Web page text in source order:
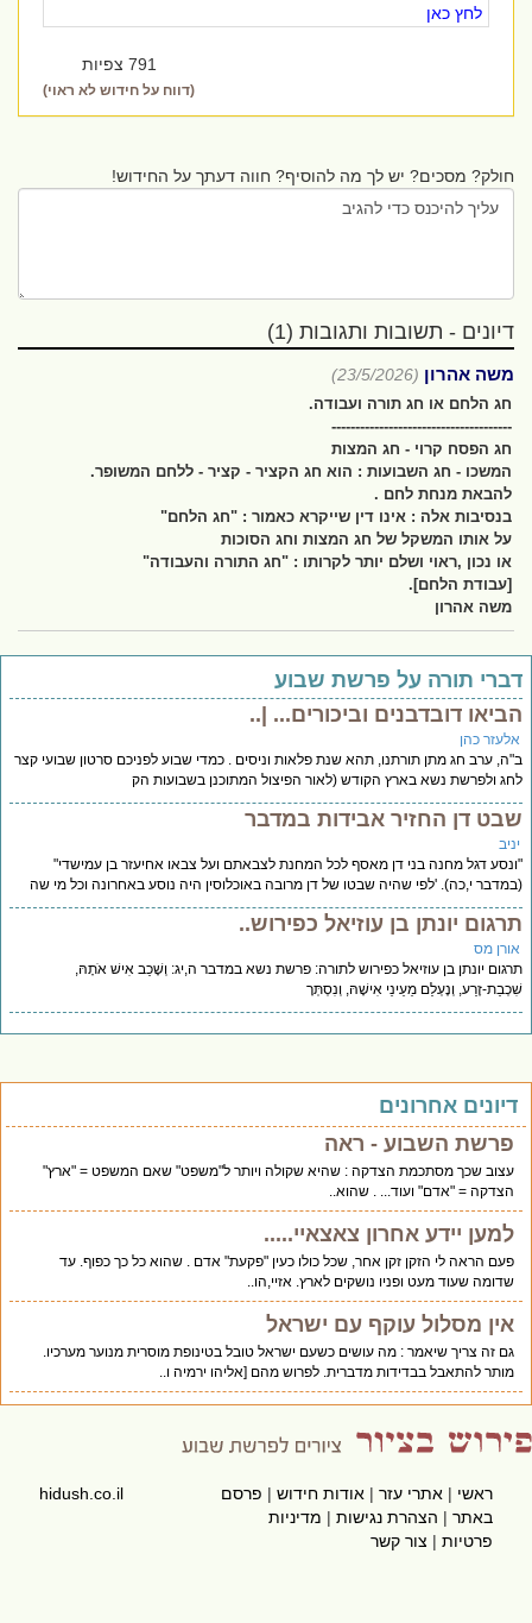
לחץ כאן
791 צפיות
(דווח על חידוש לא ראוי)
חולק? מסכים? יש לך מה להוסיף? חווה דעתך על החידוש!
דיונים - תשובות ותגובות (1)
משה אהרון (23/5/2026)
חג הלחם או חג תורה ועבודה.
--------------------------------------
חג הפסח קרוי - חג המצות
המשכו - חג השבועות : הוא חג הקציר - קציר - ללחם המשופר.
להבאת מנחת לחם .
בנסיבות אלה : אינו דין שייקרא כאמור : "חג הלחם"
על אותו המשקל של חג המצות וחג הסוכות
או נכון ,ראוי ושלם יותר לקרותו : "חג התורה והעבודה"
[עבודת הלחם].
משה אהרון
תורה על פרשת שבוע
דובדבנים וביכורים... |..
כהן
ערב חג מתן תורתנו, תהא שנת פלאות וניסים . כמדי שבוע לפניכם סרטון שבועי קצר
ולפרשת נשא בארץ הקודש (לאור הפיצול המתוכנן בשבועות הק
דן החזיר אבידות במדבר
דגל מחנה בני דן מאסף לכל המחנת לצבאתם ועל צבאו אחיעזר בן עמישדי"
י,כה). 'לפי שהיה שבטו של דן מרובה באוכלוסין היה נוסע באחרונה וכל מי שה
יונתן בן עוזיאל כפירוש..
מס
יונתן בן עוזיאל כפירוש לתורה: פרשת נשא במדבר ה,יג: וְשָׁכַב אִישׁ אֹתָהּ,
זֶרַע, וְנֶעְלַם מֵעֵינֵי אִישָׁהּ, וְנִסְתְּרָ
אחרונים
פרשת השבוע - ראה
עצוב שכך מסתכמת הצדקה : שהיא שקולה ויותר ל"משפט" שאם המשפט = "ארץ"
הצדקה = "אדם" ועוד... . שהוא..
למען יידע אחרון צאצאיי.....
פעם הראה לי הזקן זקן אחר, שכל כולו כעין "פקעת" אדם . שהוא כל כך כפוף. עד
שדומה שעוד מעט ופניו נושקים לארץ. אזיי,הו..
אין מסלול עוקף עם ישראל
גם זה צריך שיאמר : מה עושים כשעם ישראל טובל בטינופת מוסרית מנוער מערכיו.
מותר להתאבל בבדידות מדברית. לפרוש מהם [אליהו ירמיה ו..
ראשי|אתרי עזר|אודות חידוש|פרסם
באתר|הצהרת נגישות|מדיניות
פרטיות|צור קשר
hidush.co.il